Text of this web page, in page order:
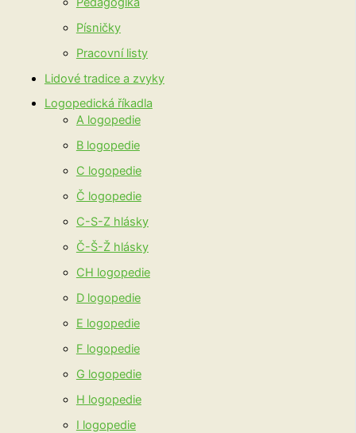
Písničky
Pracovní listy
Lidové tradice a zvyky
Logopedická říkadla
A logopedie
B logopedie
C logopedie
Č logopedie
C-S-Z hlásky
Č-Š-Ž hlásky
CH logopedie
D logopedie
E logopedie
F logopedie
G logopedie
H logopedie
I logopedie